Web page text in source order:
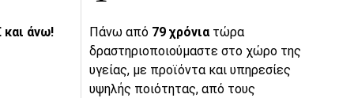
και άνω! Πάνω από 79 χρόνια τώρα
δραστηριοποιούμαστε στο χώρο της
υγείας, με προϊόντα και υπηρεσίες
υψηλής ποιότητας, από τους